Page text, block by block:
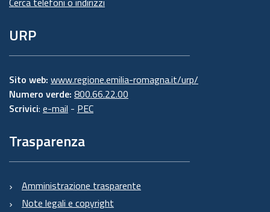
URP
Sito web: www.regione.emilia-romagna.it/urp/
Numero verde: 800.66.22.00
Scrivici: e-mail - PEC
Trasparenza
Amministrazione trasparente
Note legali e copyright